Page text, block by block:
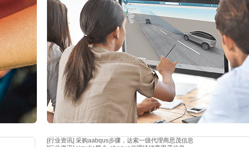
[行业资讯] 采购aabqus步骤，达索一级代理商思茂信息